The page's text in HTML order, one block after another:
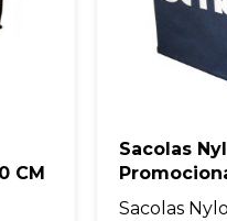
CM
Sacolas
Sacolas